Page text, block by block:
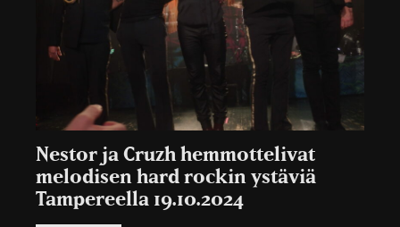
Nestor ja Cruzh hemmottelivat
melodisen hard rockin ystäviä
Tampereella 19.10.2024